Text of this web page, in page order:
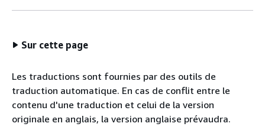
Sur cette page
Les traductions sont fournies par des outils de
traduction automatique. En cas de conflit entre le
contenu d'une traduction et celui de la version
originale en anglais, la version anglaise prévaudra.